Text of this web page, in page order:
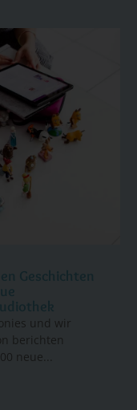
Geschichten
und wir
berichten
neue...